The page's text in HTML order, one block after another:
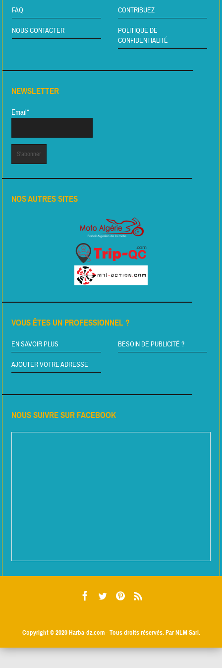
FAQ CONTRIBUEZ
NOUS CONTACTER
POLITIQUE DE
CONFIDENTIALITÉ
NEWSLETTER
Email*
NOS AUTRES SITES
VOUS ÊTES UN PROFESSIONNEL ?
EN SAVOIR PLUS BESOIN DE PUBLICITÉ ?
AJOUTER VOTRE ADRESSE
NOUS SUIVRE SUR FACEBOOK
Copyright © 2020Harba-dz.com- Tous droits réservés. Par NLM Sarl.